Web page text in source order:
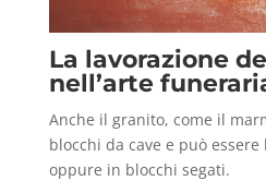
La lavorazione
nell’arte
Anche il granito, come il
blocchi da cave e può essere
oppure in blocchi segati.